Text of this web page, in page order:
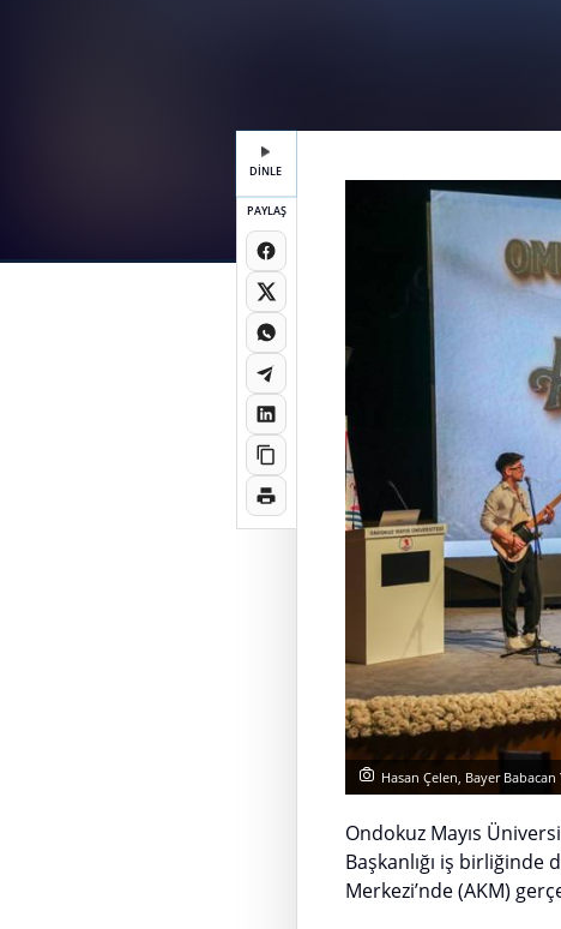
PAYLAŞ
DİNLE
Hasan Çelen, Bayer Babacan
Ondokuz Mayıs
Başkanlığı iş birliğinde
Merkezi’nde (AKM)